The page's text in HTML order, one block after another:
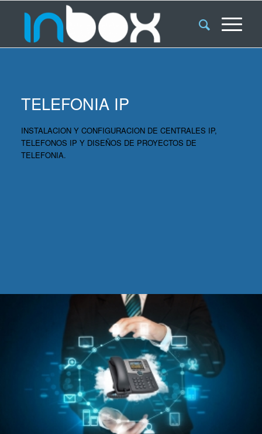
TELEFONIA IP
INSTALACION Y CONFIGURACION DE CENTRALES IP,
TELEFONOS IP Y DISEÑOS DE PROYECTOS DE
TELEFONIA.